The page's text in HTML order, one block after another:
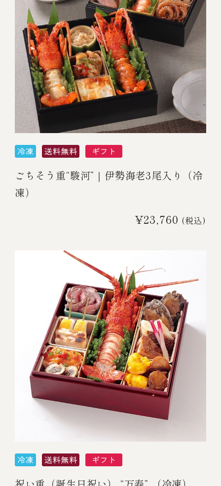
ごちそう重“駿河”｜伊勢海老3尾入り（冷
凍）
¥23,760 (税込)